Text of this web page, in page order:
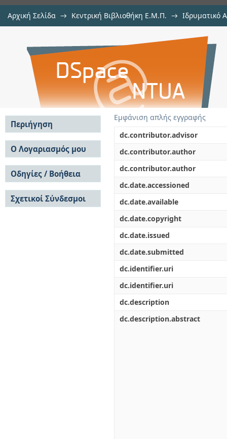
Αρχική Σελίδα → Κεντρική Βιβλιοθήκη Ε.Μ.Π. → Ιδρυματικό
Algorithms inspired by the Lovasz
Εμφάνιση απλής εγγραφής
dc.contributor.advisor
dc.contributor.author
dc.contributor.author
dc.date.accessioned
dc.date.available
dc.date.copyright
dc.date.issued
dc.date.submitted
dc.identifier.uri
dc.identifier.uri
dc.description
dc.description.abstract
Περιήγηση
Σε όλο το DSpace
Κοινότητες & Συλλογές
Ανά Ημερομηνία
Έκδοσης
Συγγραφείς
Τίτλοι
Θέματα
Ο Λογαριασμός μου
Σύνδεση
Εγγραφή
Οδηγίες / Βοήθεια
Οδηγίες Υποβολής
Οδηγίες Χρήσης ΙΑ
Συχνές Ερωτήσεις
Σχετικοί Σύνδεσμοι